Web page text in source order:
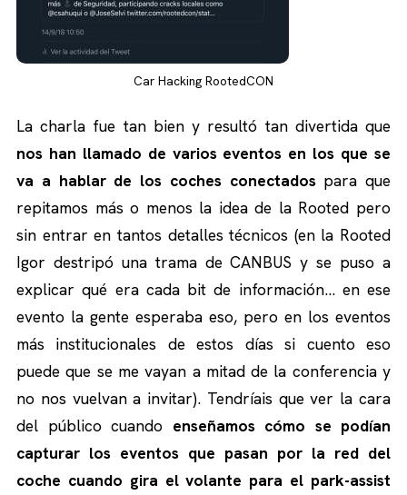
Car Hacking RootedCON
La charla fue tan bien y resultó tan divertida que
nos han llamado de varios eventos en los que se
va a hablar de los coches conectadospara que
repitamos más o menos la idea de la Rooted pero
sin entrar en tantos detalles técnicos (en la Rooted
Igor destripó una trama de CANBUS y se puso a
explicar qué era cada bit de información… en ese
evento la gente esperaba eso, pero en los eventos
más institucionales de estos días si cuento eso
puede que se me vayan a mitad de la conferencia y
no nos vuelvan a invitar). Tendríais que ver la cara
del público cuando enseñamos cómo se podían
capturar los eventos que pasan por la red del
coche cuando gira el volante para el park-assist